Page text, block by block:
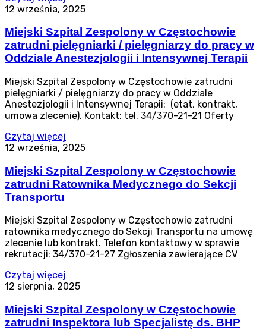
12 września, 2025
Miejski Szpital Zespolony w Częstochowie
zatrudni pielęgniarki / pielęgniarzy do pracy w
Oddziale Anestezjologii i Intensywnej Terapii
Miejski Szpital Zespolony w Częstochowie zatrudni
pielęgniarki / pielęgniarzy do pracy w Oddziale
Anestezjologii i Intensywnej Terapii: (etat, kontrakt,
umowa zlecenie). Kontakt: tel. 34/370-21-21 Oferty
Czytaj więcej
12 września, 2025
Miejski Szpital Zespolony w Częstochowie
zatrudni Ratownika Medycznego do Sekcji
Transportu
Miejski Szpital Zespolony w Częstochowie zatrudni
ratownika medycznego do Sekcji Transportu na umowę
zlecenie lub kontrakt. Telefon kontaktowy w sprawie
rekrutacji: 34/370-21-27 Zgłoszenia zawierające CV
Czytaj więcej
12 sierpnia, 2025
Miejski Szpital Zespolony w Częstochowie
zatrudni Inspektora lub Specjalistę ds. BHP